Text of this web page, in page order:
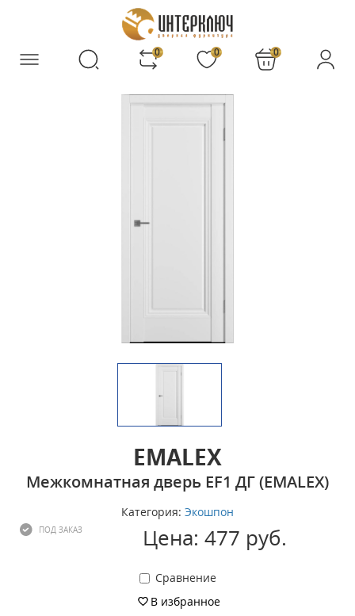
0 0 0
EMALEX
Межкомнатная дверь EF1 ДГ (EMALEX)
Категория: Экошпон
ПОД ЗАКАЗ Цена: 477 руб.
Сравнение
В избранное